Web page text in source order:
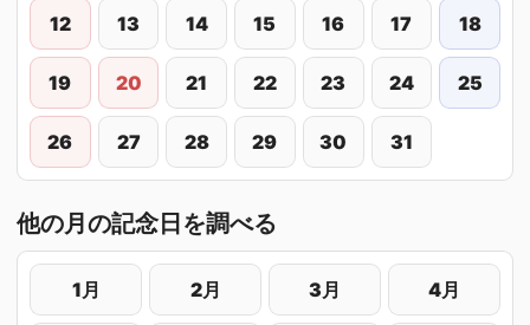
12 13 14 15 16 17 18
19 20 21 22 23 24 25
26 27 28 29 30 31
他の月の記念日を調べる
1月 2月 3月 4月